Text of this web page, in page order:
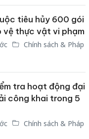
tiêu hủy 600 gói
vệ thực vật vi phạm
Chính sách & Pháp
tra hoạt động đại
công khai trong 5
Chính sách & Pháp